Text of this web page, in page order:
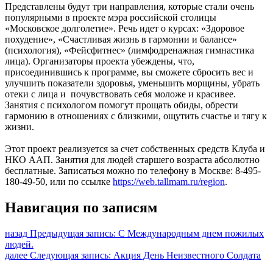
Представлены будут три направления, которые стали очень
популярными в проекте мэра российской столицы
«Московское долголетие». Речь идет о курсах: «Здоровое
похудение», «Счастливая жизнь в гармонии и балансе»
(психология), «Фейсфитнес» (лимфодренажная гимнастика
лица). Организаторы проекта убеждены, что,
присоединившись к программе, вы сможете сбросить вес и
улучшить показатели здоровья, уменьшить морщины, убрать
отеки с лица и почувствовать себя моложе и красивее.
Занятия с психологом помогут прощать обиды, обрести
гармонию в отношениях с близкими, ощутить счастье и тягу к
жизни.
Этот проект реализуется за счет собственных средств Клуба и
НКО ААП. Занятия для людей старшего возраста абсолютно
бесплатные. Записаться можно по телефону в Москве: 8-495-
180-49-50, или по ссылке https://web.tallmam.ru/region.
Навигация по записям
назад Предыдущая запись: С Международным днем пожилых
людей.
далее Следующая запись: Акция День Неизвестного Солдата